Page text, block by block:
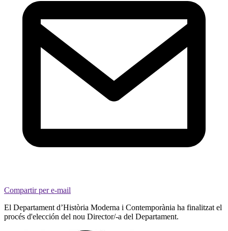
Compartir per e-mail
El Departament d’Història Moderna i Contemporània ha finalitzat el
procés d'elección del nou Director/-a del Departament.